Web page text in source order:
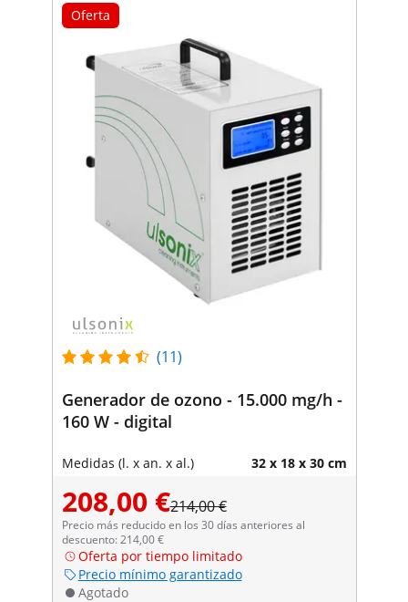
Oferta
(11)
Generador de ozono - 15.000 mg/h -
160 W - digital
Medidas (l. x an. x al.) 32 x 18 x 30 cm
208,00 €214,00 €
Precio más reducido en los 30 días anteriores al
descuento: 214,00 €
Oferta por tiempo limitado
Precio mínimo garantizado
Agotado